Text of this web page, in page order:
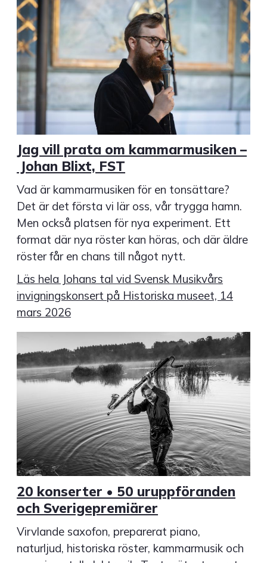
Jag vill prata om kammarmusiken –
Johan Blixt, FST
Vad är kammarmusiken för en tonsättare?
Det är det första vi lär oss, vår trygga hamn.
Men också platsen för nya experiment. Ett
format där nya röster kan höras, och där äldre
röster får en chans till något nytt.
Läs hela Johans tal vid Svensk Musikvårs
invigningskonsert på Historiska museet, 14
mars 2026
20 konserter • 50 uruppföranden
och Sverigepremiärer
Virvlande saxofon, preparerat piano,
naturljud, historiska röster, kammarmusik och